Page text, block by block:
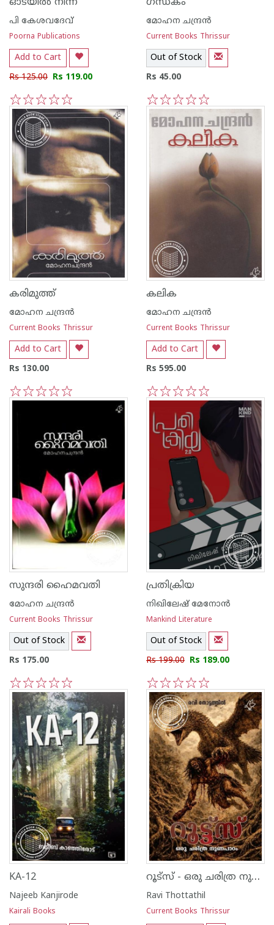
ഓടയില്‍ നിന്ന്
പി കേശവദേവ്‌
Poorna Publications
Add to Cart
Rs 125.00 Rs 119.00
5
4
3
2
1
ഗന്ധകം
മോഹന ചന്ദ്രന്‍
Current Books Thrissur
Out of Stock
Rs 45.00
5
4
3
2
1
കരിമുത്ത്‌
മോഹന ചന്ദ്രന്‍
Current Books Thrissur
Add to Cart
Rs 130.00
5
4
3
2
1
കലിക
മോഹന ചന്ദ്രന്‍
Current Books Thrissur
Add to Cart
Rs 595.00
5
4
3
2
1
സുന്ദരി ഹൈമവതി
മോഹന ചന്ദ്രന്‍
Current Books Thrissur
Out of Stock
Rs 175.00
5
4
3
2
1
പ്രതിക്രിയ
നിഖിലേഷ് മേനോൻ
Mankind Literature
Out of Stock
Rs 199.00 Rs 189.00
5
4
3
2
1
KA-12
Najeeb Kanjirode
Kairali Books
റൂട്സ് - ഒരു ചരിത്ര നുണപാഠം
Ravi Thottathil
Current Books Thrissur